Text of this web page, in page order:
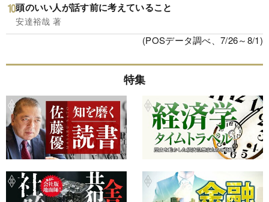
頭のいい人が話す前に考えていること
安達裕哉 著
(POSデータ調べ、7/26～8/1)
特集